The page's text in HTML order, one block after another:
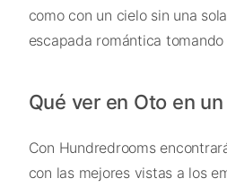
como con un cielo sin una
escapada romántica
Qué ver en Oto en
Con Hundredrooms
con las mejores vistas a los